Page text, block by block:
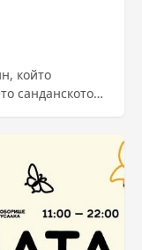
който
санданското